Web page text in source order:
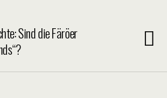
Sind die Färöer